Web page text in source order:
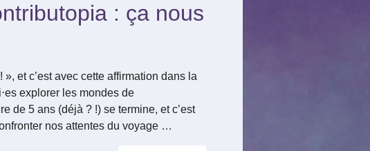
: ça nous
et c’est avec cette affirmation dans la
explorer les mondes de
de 5 ans (déjà ? !) se termine, et c’est
nos attentes du voyage …